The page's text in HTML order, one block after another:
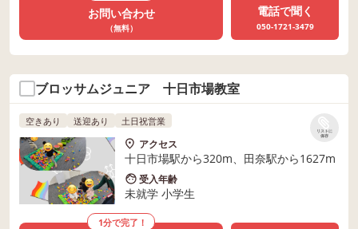
お問い合わせ
（無料）
電話で聞く
050-1721-3479
ブロッサムジュニア 十日市場教室
リストに
保存
空きあり 送迎あり 土日祝営業
アクセス
十日市場駅から320m、田奈駅から1627m
受入年齢
未就学 小学生
1分で完了！